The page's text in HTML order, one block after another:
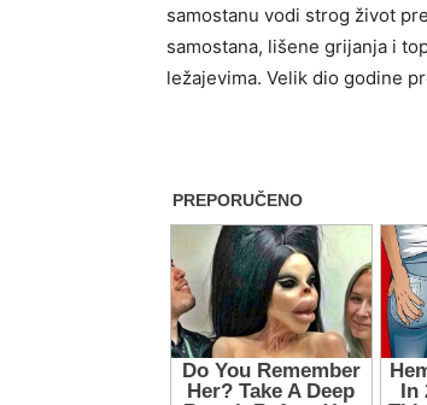
samostanu vodi strog život
samostana, lišene grijanja i
ležajevima. Velik dio godine